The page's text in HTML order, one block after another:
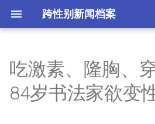
跨性别新闻档案
n
正文
吃激素、隆胸、
84岁书法家欲变